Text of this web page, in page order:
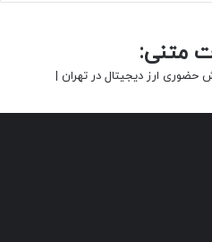
متنی:
حضوری ارز دیجیتال در تهران |